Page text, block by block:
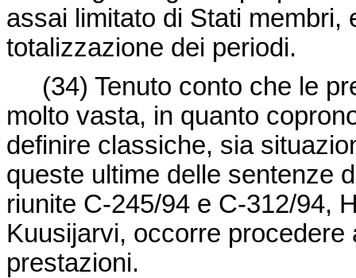
assai limitato di Stati membri,
totalizzazione dei periodi.
(34) Tenuto conto che le
molto vasta, in quanto
definire classiche, sia
queste ultime delle sentenze
riunite C-245/94 e C-312/94,
Kuusijarvi, occorre
prestazioni.